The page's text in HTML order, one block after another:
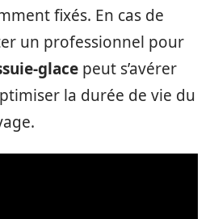
fixés. En cas de
un professionnel pour
glace peut s’avérer
la durée de vie du